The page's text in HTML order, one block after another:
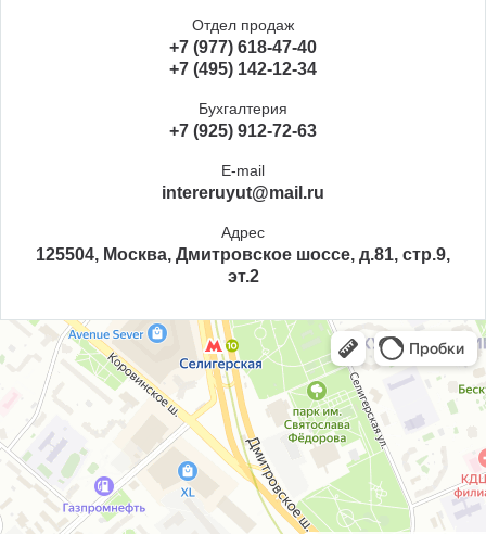
Отдел продаж
+7 (977) 618-47-40
+7 (495) 142-12-34
Бухгалтерия
+7 (925) 912-72-63
E-mail
intereruyut@mail.ru
Адрес
125504, Москва, Дмитровское шоссе, д.81, стр.9,
эт.2